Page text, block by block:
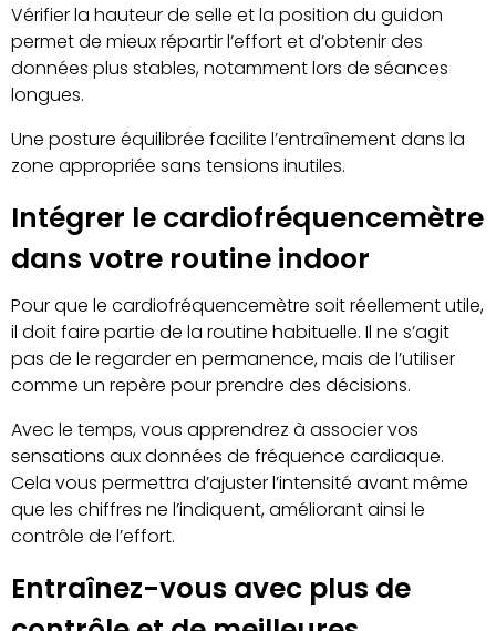
Vérifier la hauteur de selle et la position du guidon
permet de mieux répartir l’effort et d’obtenir des
données plus stables, notamment lors de séances
longues.
Une posture équilibrée facilite l’entraînement dans la
zone appropriée sans tensions inutiles.
Intégrer le cardiofréquencemètre
dans votre routine indoor
Pour que le cardiofréquencemètre soit réellement utile,
il doit faire partie de la routine habituelle. Il ne s’agit
pas de le regarder en permanence, mais de l’utiliser
comme un repère pour prendre des décisions.
Avec le temps, vous apprendrez à associer vos
sensations aux données de fréquence cardiaque.
Cela vous permettra d’ajuster l’intensité avant même
que les chiffres ne l’indiquent, améliorant ainsi le
contrôle de l’effort.
Entraînez-vous avec plus de